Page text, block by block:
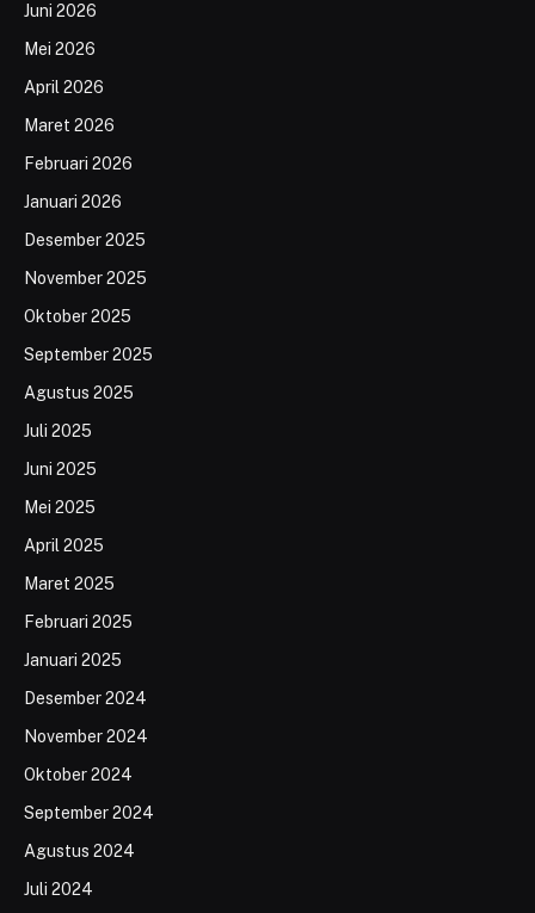
Juni 2026
Mei 2026
April 2026
Maret 2026
Februari 2026
Januari 2026
Desember 2025
November 2025
Oktober 2025
September 2025
Agustus 2025
Juli 2025
Juni 2025
Mei 2025
April 2025
Maret 2025
Februari 2025
Januari 2025
Desember 2024
November 2024
Oktober 2024
September 2024
Agustus 2024
Juli 2024